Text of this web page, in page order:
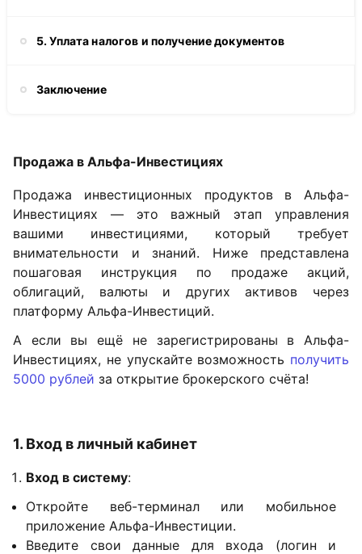
5. Уплата налогов и получение документов
Заключение
Продажа в Альфа-Инвестициях
Продажа инвестиционных продуктов в Альфа-
Инвестициях — это важный этап управления
вашими инвестициями, который требует
внимательности и знаний. Ниже представлена
пошаговая инструкция по продаже акций,
облигаций, валюты и других активов через
платформу Альфа-Инвестиций.
А если вы ещё не зарегистрированы в Альфа-
Инвестициях, не упускайте возможность получить
5000 рублей за открытие брокерского счёта!
1. Вход в личный кабинет
Вход в систему:
Откройте веб-терминал или мобильное
приложение Альфа-Инвестиции.
Введите свои данные для входа (логин и